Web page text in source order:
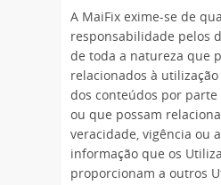
A MaiFix exime-se de
responsabilidade pelos
de toda a natureza que
relacionados à utilização
dos conteúdos por parte
ou que possam
veracidade, vigência ou
informação que os
proporcionam a outros